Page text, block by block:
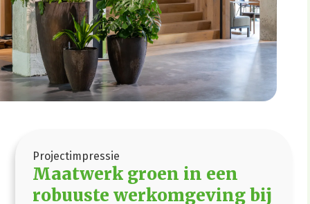
Projectimpressie
Maatwerk groen in een
robuuste werkomgeving bij